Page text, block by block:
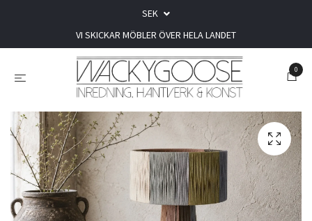
SEK
VI SKICKAR MÖBLER ÖVER HELA LANDET
0